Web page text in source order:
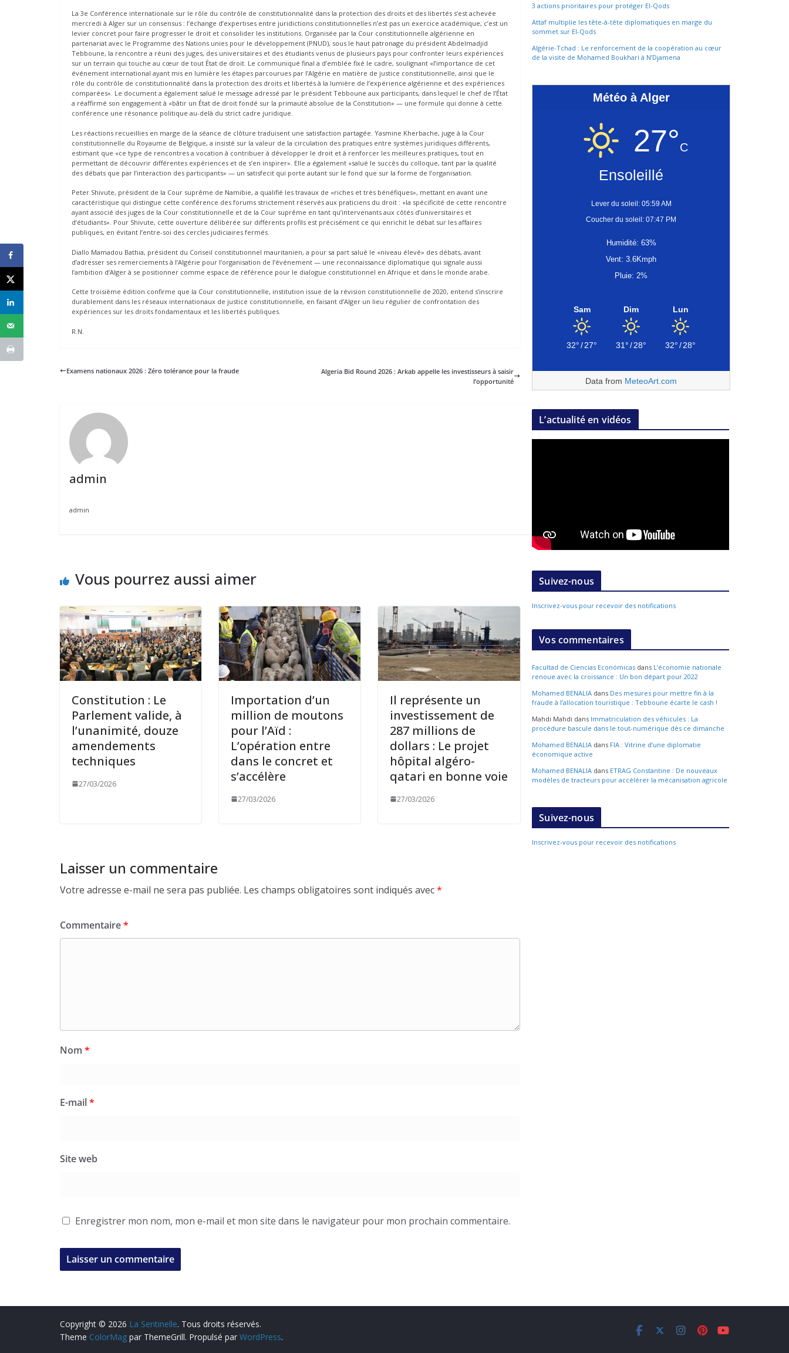
La 3e Conférence internationale sur le rôle du contrôle de constitutionnalité dans la protection des droits et des libertés s’est achevée
mercredi à Alger sur un consensus : l’échange d’expertises entre juridictions constitutionnelles n’est pas un exercice académique, c’est un
levier concret pour faire progresser le droit et consolider les institutions. Organisée par la Cour constitutionnelle algérienne en
partenariat avec le Programme des Nations unies pour le développement (PNUD), sous le haut patronage du président Abdelmadjid
Tebboune, la rencontre a réuni des juges, des universitaires et des étudiants venus de plusieurs pays pour confronter leurs expériences
sur un terrain qui touche au cœur de tout État de droit. Le communiqué final a d’emblée fixé le cadre, soulignant «l’importance de cet
événement international ayant mis en lumière les étapes parcourues par l’Algérie en matière de justice constitutionnelle, ainsi que le
rôle du contrôle de constitutionnalité dans la protection des droits et libertés à la lumière de l’expérience algérienne et des expériences
comparées». Le document a également salué le message adressé par le président Tebboune aux participants, dans lequel le chef de l’État
a réaffirmé son engagement à «bâtir un État de droit fondé sur la primauté absolue de la Constitution» — une formule qui donne à cette
conférence une résonance politique au-delà du strict cadre juridique.
Les réactions recueillies en marge de la séance de clôture traduisent une satisfaction partagée. Yasmine Kherbache, juge à la Cour
constitutionnelle du Royaume de Belgique, a insisté sur la valeur de la circulation des pratiques entre systèmes juridiques différents,
estimant que «ce type de rencontres a vocation à contribuer à développer le droit et à renforcer les meilleures pratiques, tout en
permettant de découvrir différentes expériences et de s’en inspirer». Elle a également «salué le succès du colloque, tant par la qualité
des débats que par l’interaction des participants» — un satisfecit qui porte autant sur le fond que sur la forme de l’organisation.
Peter Shivute, président de la Cour suprême de Namibie, a qualifié les travaux de «riches et très bénéfiques», mettant en avant une
caractéristique qui distingue cette conférence des forums strictement réservés aux praticiens du droit : «la spécificité de cette rencontre
ayant associé des juges de la Cour constitutionnelle et de la Cour suprême en tant qu’intervenants aux côtés d’universitaires et
d’étudiants». Pour Shivute, cette ouverture délibérée sur différents profils est précisément ce qui enrichit le débat sur les affaires
publiques, en évitant l’entre-soi des cercles judiciaires fermés.
Diallo Mamadou Bathia, président du Conseil constitutionnel mauritanien, a pour sa part salué le «niveau élevé» des débats, avant
d’adresser ses remerciements à l’Algérie pour l’organisation de l’événement — une reconnaissance diplomatique qui signale aussi
l’ambition d’Alger à se positionner comme espace de référence pour le dialogue constitutionnel en Afrique et dans le monde arabe.
Cette troisième édition confirme que la Cour constitutionnelle, institution issue de la révision constitutionnelle de 2020, entend s’inscrire
durablement dans les réseaux internationaux de justice constitutionnelle, en faisant d’Alger un lieu régulier de confrontation des
expériences sur les droits fondamentaux et les libertés publiques.
R.N.
Examens nationaux 2026 : Zéro tolérance pour la fraude
Algeria Bid Round 2026 : Arkab appelle les investisseurs à saisir
l’opportunité
admin
admin
Vous pourrez aussi aimer
Constitution : Le
Parlement valide, à
l’unanimité, douze
amendements
techniques
27/03/2026
Importation d’un
million de moutons
pour l’Aïd :
L’opération entre
dans le concret et
s’accélère
27/03/2026
Il représente un
investissement de
287 millions de
dollars : Le projet
hôpital algéro-
qatari en bonne voie
27/03/2026
Laisser un commentaire
Votre adresse e-mail ne sera pas publiée. Les champs obligatoires sont indiqués avec*
Commentaire*
Nom *
E-mail*
Site web
Enregistrer mon nom, mon e-mail et mon site dans le navigateur pour mon prochain commentaire.
3 actions prioritaires pour protéger El-Qods
Attaf multiplie les tête-à-tête diplomatiques en marge du
sommet sur El-Qods
Algérie-Tchad : Le renforcement de la coopération au cœur
de la visite de Mohamed Boukhari à N’Djamena
Météo à Alger
27°C
Ensoleillé
Lever du soleil: 05:59 AM
Coucher du soleil: 07:47 PM
Humidité: 63%
Vent: 3.6Kmph
Pluie: 2%
Sam
32°/27°
Dim
31°/28°
Lun
32°/28°
Data from MeteoArt.com
L’actualité en vidéos
Suivez-nous
Inscrivez-vous pour recevoir des notifications
Vos commentaires
Facultad de Ciencias Económicas dans L’économie nationale
renoue avec la croissance : Un bon départ pour 2022
Mohamed BENALIA dans Des mesures pour mettre fin à la
fraude à l’allocation touristique : Tebboune écarte le cash !
Mahdi Mahdi dans Immatriculation des véhicules : La
procédure bascule dans le tout-numérique dès ce dimanche
Mohamed BENALIA dans FIA : Vitrine d’une diplomatie
économique active
Mohamed BENALIA dans ETRAG Constantine : De nouveaux
modèles de tracteurs pour accélérer la mécanisation agricole
Suivez-nous
Inscrivez-vous pour recevoir des notifications
Copyright © 2026 La Sentinelle. Tous droits réservés.
Theme ColorMag par ThemeGrill. Propulsé par WordPress.